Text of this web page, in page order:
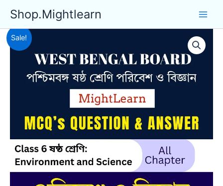
content
Shop.Mightlearn
Sale!